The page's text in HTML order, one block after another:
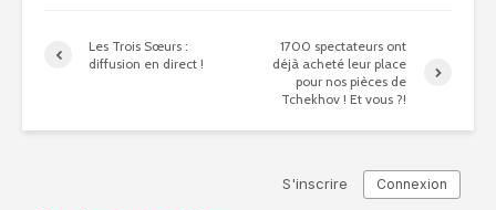
Les Trois Sœurs :
diffusion en direct !
1700 spectateurs ont
déjà acheté leur place
pour nos pièces de
Tchekhov ! Et vous ?!